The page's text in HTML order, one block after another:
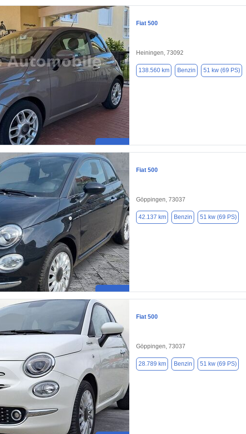
Fiat 500
Heiningen, 73092
138.560 km Benzin 51 kw (69 PS)
Fiat 500
Göppingen, 73037
42.137 km Benzin 51 kw (69 PS)
Fiat 500
Göppingen, 73037
28.789 km Benzin 51 kw (69 PS)